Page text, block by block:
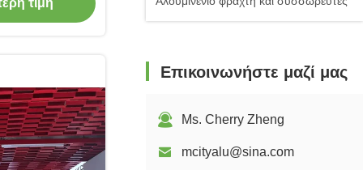
Επικοινωνήστε μαζί μας
Ms. Cherry Zheng
mcityalu@sina.com
Χρήση